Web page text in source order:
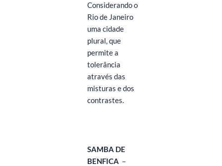
Considerando o
Rio de Janeiro
uma cidade
plural, que
permite a
tolerância
através das
misturas e dos
contrastes.
SAMBA DE
BENFICA –